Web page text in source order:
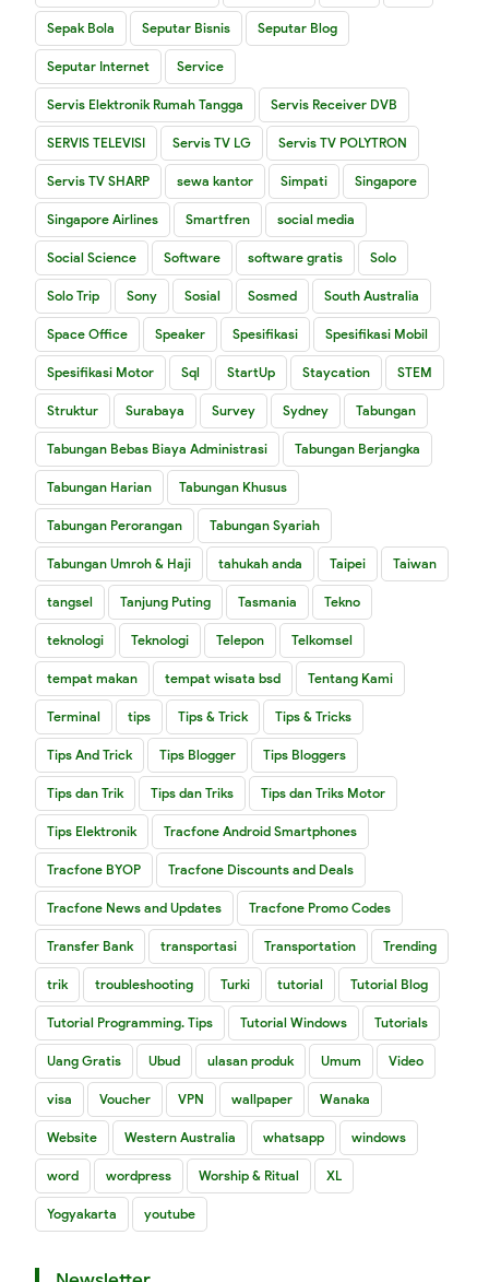
Sepak Bola Seputar Bisnis Seputar Blog
Seputar Internet Service
Servis Elektronik Rumah Tangga Servis Receiver DVB
SERVIS TELEVISI Servis TV LG Servis TV POLYTRON
Servis TV SHARP sewa kantor Simpati Singapore
Singapore Airlines Smartfren social media
Social Science Software software gratis Solo
Solo Trip Sony Sosial Sosmed South Australia
Space Office Speaker Spesifikasi Spesifikasi Mobil
Spesifikasi Motor Sql StartUp Staycation STEM
Struktur Surabaya Survey Sydney Tabungan
Tabungan Bebas Biaya Administrasi Tabungan Berjangka
Tabungan Harian Tabungan Khusus
Tabungan Perorangan Tabungan Syariah
Tabungan Umroh & Haji tahukah anda Taipei Taiwan
tangsel Tanjung Puting Tasmania Tekno
teknologi Teknologi Telepon Telkomsel
tempat makan tempat wisata bsd Tentang Kami
Terminal tips Tips & Trick Tips & Tricks
Tips And Trick Tips Blogger Tips Bloggers
Tips dan Trik Tips dan Triks Tips dan Triks Motor
Tips Elektronik Tracfone Android Smartphones
Tracfone BYOP Tracfone Discounts and Deals
Tracfone News and Updates Tracfone Promo Codes
Transfer Bank transportasi Transportation Trending
trik troubleshooting Turki tutorial Tutorial Blog
Tutorial Programming. Tips Tutorial Windows Tutorials
Uang Gratis Ubud ulasan produk Umum Video
visa Voucher VPN wallpaper Wanaka
Website Western Australia whatsapp windows
word wordpress Worship & Ritual XL
Yogyakarta youtube